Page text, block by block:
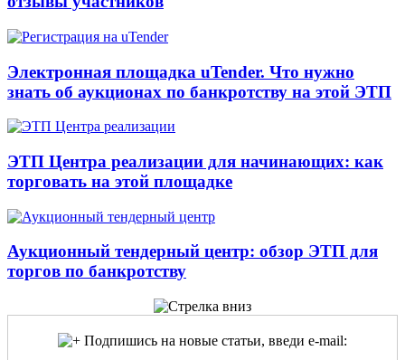
Электронная площадка uTender. Что нужно
знать об аукционах по банкротству на этой ЭТП
ЭТП Центра реализации для начинающих: как
торговать на этой площадке
Аукционный тендерный центр: обзор ЭТП для
торгов по банкротству
Подпишись на новые статьи, введи e-mail: